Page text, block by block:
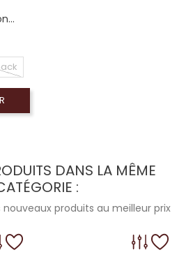
DANS LA MÊME
:
produits au meilleur prix